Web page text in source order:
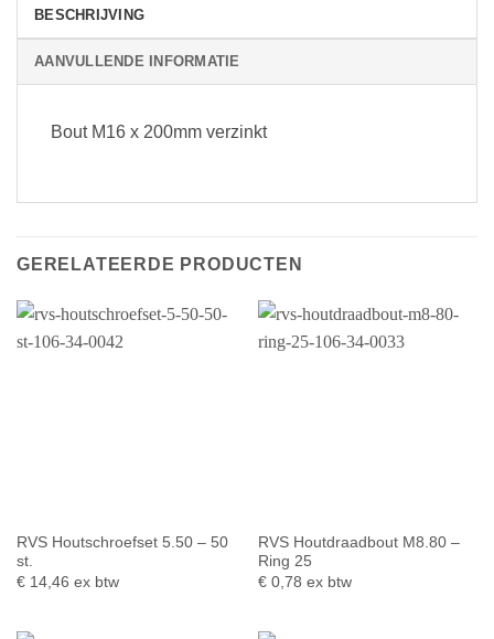
BESCHRIJVING
AANVULLENDE INFORMATIE
Bout M16 x 200mm verzinkt
GERELATEERDE PRODUCTEN
RVS Houtschroefset 5.50 – 50
st.
€14,46 ex btw
RVS Houtdraadbout M8.80 –
Ring 25
€0,78 ex btw